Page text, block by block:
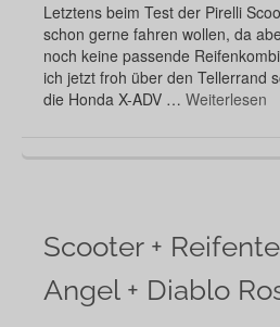
Letztens beim Test der Pirelli
schon gerne fahren wollen, da
noch keine passende
ich jetzt froh über den Tellerrand
die Honda X-ADV … Weiterlesen
Scooter +
Angel + Diablo